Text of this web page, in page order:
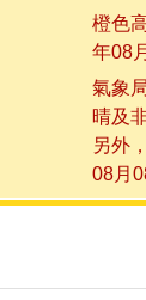
橙色
年08
氣象
晴及
另外
08月